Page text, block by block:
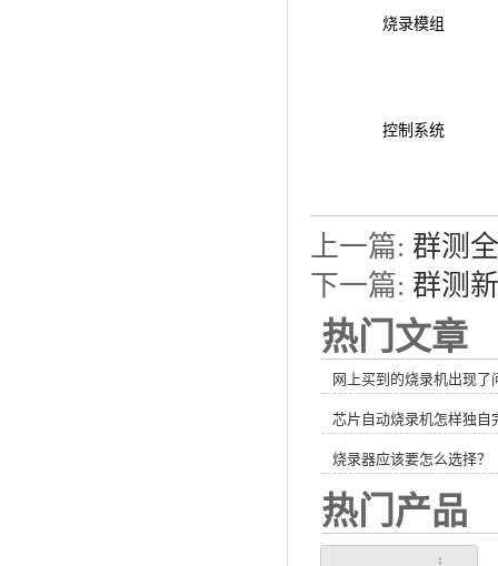
烧录模组
控制系统
上一篇: 群测
下一篇: 群测
热门文章
网上买到的烧录机出现了
芯片自动烧录机怎样独自
烧录器应该要怎么选择？
热门产品